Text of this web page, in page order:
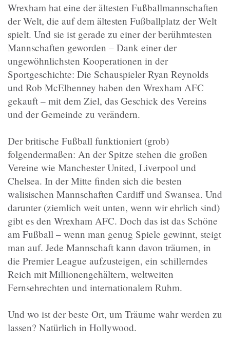
Wrexham hat eine der ältesten Fußballmannschaften
der Welt, die auf dem ältesten Fußballplatz der Welt
spielt. Und sie ist gerade zu einer der berühmtesten
Mannschaften geworden – Dank einer der
ungewöhnlichsten Kooperationen in der
Sportgeschichte: Die Schauspieler Ryan Reynolds
und Rob McElhenney haben den Wrexham AFC
gekauft – mit dem Ziel, das Geschick des Vereins
und der Gemeinde zu verändern.
Der britische Fußball funktioniert (grob)
folgendermaßen: An der Spitze stehen die großen
Vereine wie Manchester United, Liverpool und
Chelsea. In der Mitte finden sich die besten
walisischen Mannschaften Cardiff und Swansea. Und
darunter (ziemlich weit unten, wenn wir ehrlich sind)
gibt es den Wrexham AFC. Doch das ist das Schöne
am Fußball – wenn man genug Spiele gewinnt, steigt
man auf. Jede Mannschaft kann davon träumen, in
die Premier League aufzusteigen, ein schillerndes
Reich mit Millionengehältern, weltweiten
Fernsehrechten und internationalem Ruhm.
Und wo ist der beste Ort, um Träume wahr werden zu
lassen? Natürlich in Hollywood.